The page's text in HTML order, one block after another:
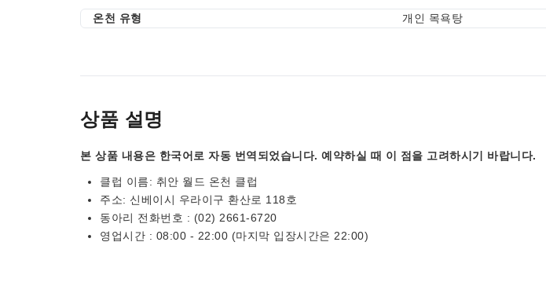
온천 유형 개인 목욕탕
상품 설명
본 상품 내용은 한국어로 자동 번역되었습니다. 예약하실 때 이 점을 고려하시기 바랍니다.
클럽 이름: 취안 월드 온천 클럽
주소: 신베이시 우라이구 환산로 118호
동아리 전화번호 : (02) 2661-6720
영업시간 : 08:00 - 22:00 (마지막 입장시간은 22:00)